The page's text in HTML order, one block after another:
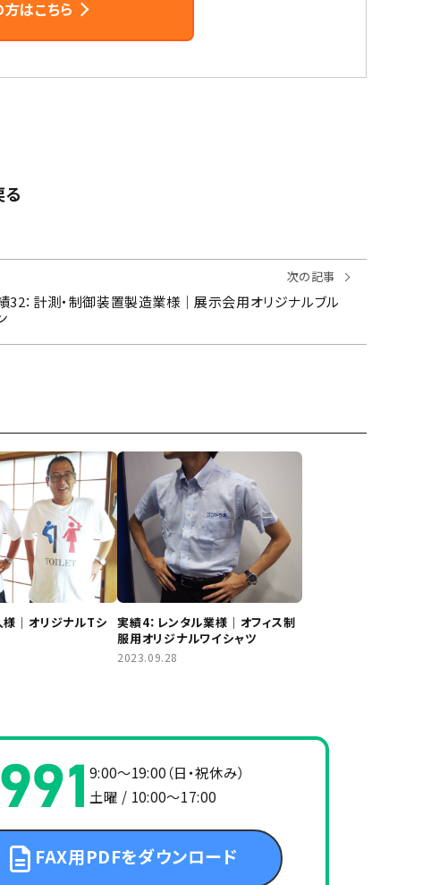
はこちら
次の記事
32：計測・制御装置製造業様｜展示会用オリジナルブル
様｜オリジナルTシ
実績4：レンタル業様｜オフィス制
服用オリジナルワイシャツ
2023.09.28
9:00～19:00（日・祝休み）
土曜 / 10:00～17:00
FAX用PDFをダウンロード